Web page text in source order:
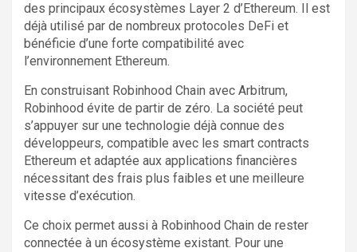
des principaux écosystèmes Layer 2 d’Ethereum. Il est
déjà utilisé par de nombreux protocoles DeFi et
bénéficie d’une forte compatibilité avec
l’environnement Ethereum.
En construisant Robinhood Chain avec Arbitrum,
Robinhood évite de partir de zéro. La société peut
s’appuyer sur une technologie déjà connue des
développeurs, compatible avec les smart contracts
Ethereum et adaptée aux applications financières
nécessitant des frais plus faibles et une meilleure
vitesse d’exécution.
Ce choix permet aussi à Robinhood Chain de rester
connectée à un écosystème existant. Pour une